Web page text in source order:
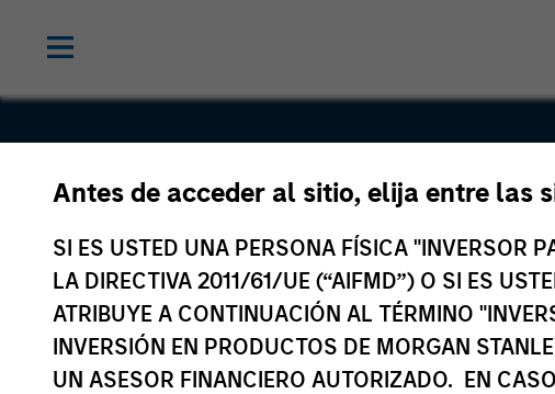
Antes de acceder al sitio, elija entre las
SI ES USTED UNA PERSONA FÍSICA "INVERSOR
LA DIRECTIVA 2011/61/UE (“AIFMD”) O SI ES
ATRIBUYE A CONTINUACIÓN AL TÉRMINO
INVERSIÓN EN PRODUCTOS DE MORGAN
UN ASESOR FINANCIERO AUTORIZADO. EN
Madrileña
de Gas